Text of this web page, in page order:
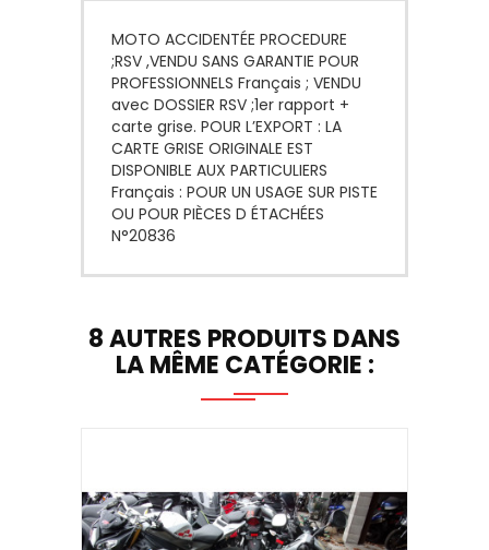
MOTO ACCIDENTÉE PROCEDURE
;RSV ,VENDU SANS GARANTIE POUR
PROFESSIONNELS Français ; VENDU
avec DOSSIER RSV ;1er rapport +
carte grise. POUR L’EXPORT : LA
CARTE GRISE ORIGINALE EST
DISPONIBLE AUX PARTICULIERS
Français : POUR UN USAGE SUR PISTE
OU POUR PIÈCES D ÉTACHÉES
N°20836
8 AUTRES PRODUITS DANS
LA MÊME CATÉGORIE :